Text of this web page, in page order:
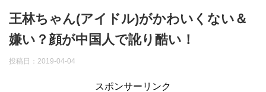
王林ちゃん(アイドル)がかわいくない＆
嫌い？顔が中国人で訛り酷い！
投稿日： 2019-04-04
スポンサーリンク